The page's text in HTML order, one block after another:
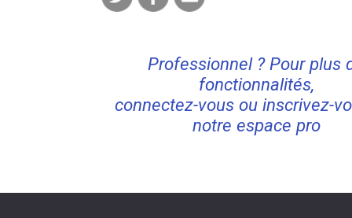
Professionnel ? Pour plus
fonctionnalités,
connectez-vous ou inscrivez-
notre espace pro